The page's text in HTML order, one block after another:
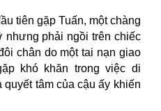
tiên gặp Tuấn, một chàng
phải ngồi trên chiếc
chân do một tai nạn giao
khó khăn trong việc di
tâm của cậu ấy khiến